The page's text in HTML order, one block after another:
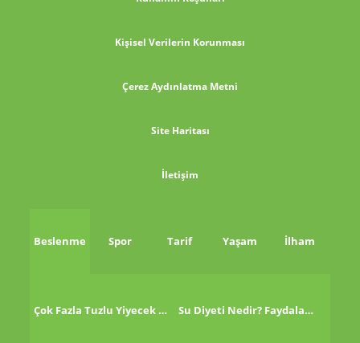
Kişisel Verilerin Korunması
Çerez Aydınlatma Metni
Site Haritası
İletişim
Beslenme Spor Tarif Yaşam İlham
Çok Fazla Tuzlu Yiyecek Tükettikten Sonra Ne Yapmalı? Su Diyeti Nedir? Faydaları Nelerdir?